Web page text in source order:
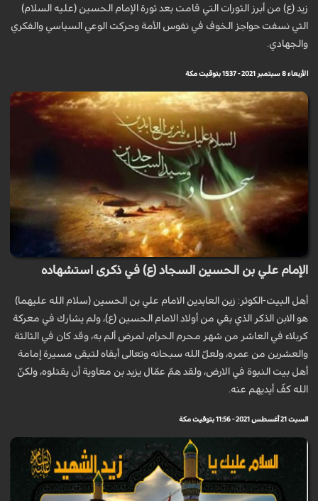
زيد (ع) من أبرز الثورات التي قامت بعد ثورة الإمام الحسين (عليه السلام)
التي نسفت حواجز الخوف في نفوس الأمة وحركت الوعي السياسي والفكري
والجهادي.
الأربعاء 8 سبتمبر 2021 - 15:37 بتوقيت مكة
الإمام علي بن الحسين السجاد (ع) في ذكرى استشهاده
أهل البيت-الكوثر: زين العابدين الامام علي بن الحسين (سلام الله عليهما)
هو الابن الذكر الذي بقي من أولاد الامام الحسين (ع)، ولم يشارك في معركة
كربلاء في العاشر من شهر محرم الحرام، لمرض ألم به، وقد كان في الثالثة
والعشرين من عمره، ولعلّ الله سبحانه وتعالى أبقاه لتبقى مسيرة إمامة
أهل بيت النبوة في الارض، ولقد همّ عمّال يزيد بن معاوية أن يقتلوه، ولكنّ
الله كفّ أيديهم عنه.
السبت 21 أغسطس 2021 - 11:56 بتوقيت مكة